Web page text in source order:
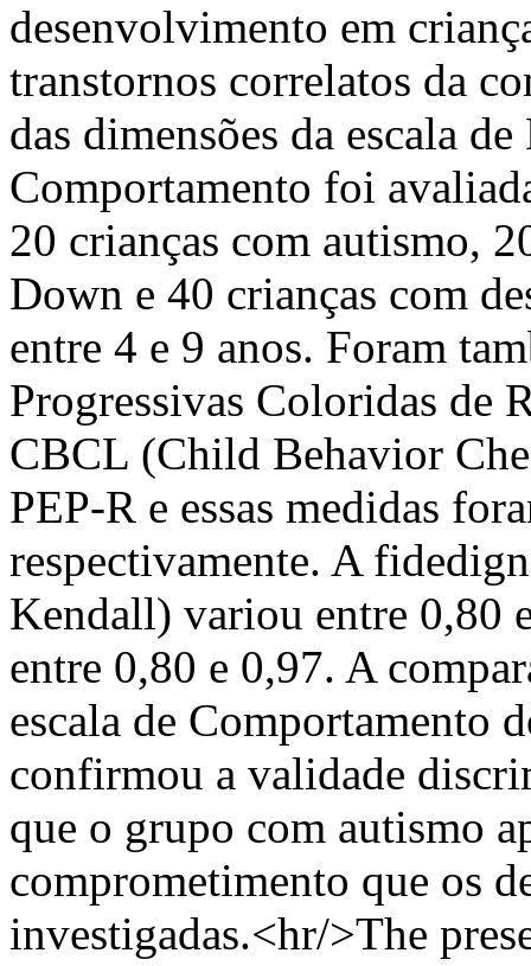
desenvolvimento em
transtornos correlatos da
das dimensões da escala
Comportamento foi
20 crianças com autismo,
Down e 40 crianças com
entre 4 e 9 anos. Foram
Progressivas Coloridas de
CBCL (Child Behavior
PEP-R e essas medidas
respectivamente. A
Kendall) variou entre 0,80
entre 0,80 e 0,97. A
escala de Comportamento
confirmou a validade
que o grupo com autismo
comprometimento que os
investigadas.<hr/>The